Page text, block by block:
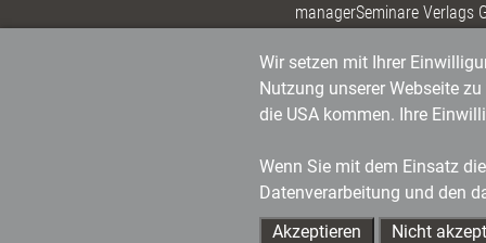
managerSeminare Verlags
Wir setzen mit Ihrer
Nutzung unserer Webseite
die USA kommen. Ihre
Wenn Sie mit dem Einsatz
Datenverarbeitung und den
Akzeptieren
Nicht